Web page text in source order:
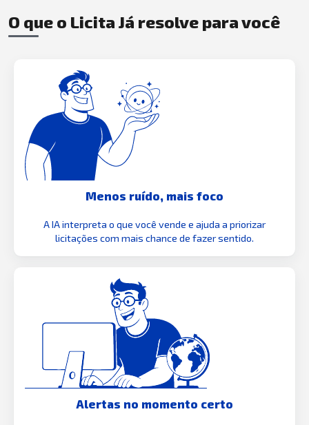
O que o Licita Já resolve para você
Menos ruído, mais foco
A IA interpreta o que você vende e ajuda a priorizar
licitações com mais chance de fazer sentido.
Alertas no momento certo